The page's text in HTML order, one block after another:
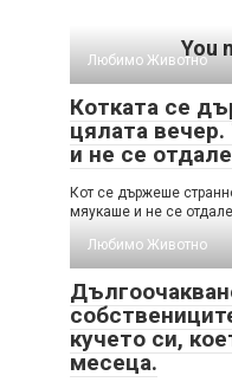
You
Любимо Животно
Котката се
цялата
и не се
Кот се държеше
мяукаше и не се
Любимо Животно
кучето си,
месеца.